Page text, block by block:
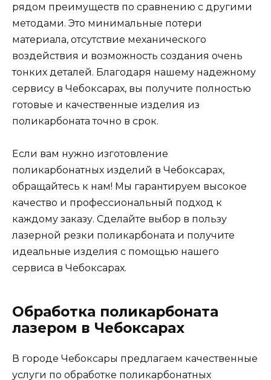
рядом преимуществ по сравнению с другими
методами. Это минимальные потери
материала, отсутствие механического
воздействия и возможность создания очень
тонких деталей. Благодаря нашему надежному
сервису в Чебоксарах, вы получите полностью
готовые и качественные изделия из
поликарбоната точно в срок.
Если вам нужно изготовление
поликарбонатных изделий в Чебоксарах,
обращайтесь к нам! Мы гарантируем высокое
качество и профессиональный подход к
каждому заказу. Сделайте выбор в пользу
лазерной резки поликарбоната и получите
идеальные изделия с помощью нашего
сервиса в Чебоксарах.
Обработка поликарбоната
лазером в Чебоксарах
В городе Чебоксары предлагаем качественные
услуги по обработке поликарбонатных